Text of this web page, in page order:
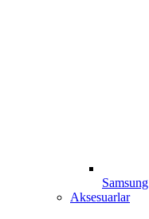
Samsung
Aksesuarlar